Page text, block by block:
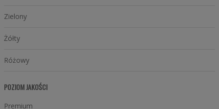
Zielony
Żółty
Różowy
POZIOM JAKOŚCI
Premium